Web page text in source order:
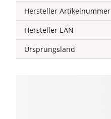
Hersteller Artikelnummer
Hersteller EAN
Ursprungsland